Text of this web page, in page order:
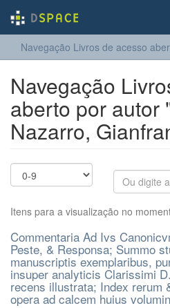
Navegação Livros de acesso
Navegação
aberto por autor
Nazarro,
Itens para a visualização no
Commentaria Ad Ivs
Peste, & Responsa; Summo
manuscriptis exemplaribus,
insuper analyticis Clarissimi
recens illustrata; Index rerum
opera ad calcem huius